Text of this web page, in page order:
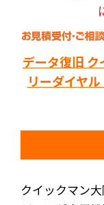
データ復旧
リーダイヤ
クイックマン